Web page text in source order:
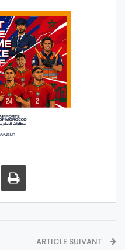
ARTICLE SUIVANT